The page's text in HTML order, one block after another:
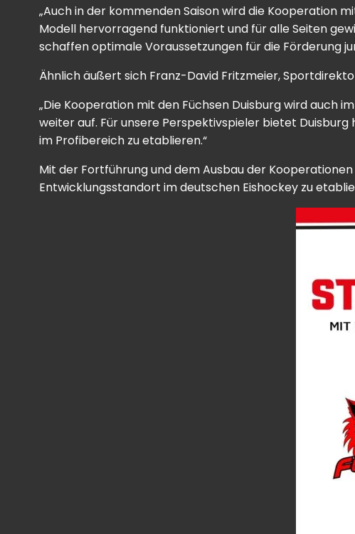
„Auch in der kommenden Saison wird die Kooperation
Modell hervorragend funktioniert und für alle Seiten
schaffen optimale Voraussetzungen für die Förderung
Ähnlich äußert sich Franz-David Fritzmeier,
„Die Kooperation mit den Füchsen Duisburg wird auch
weiter auf. Für unsere Perspektivspieler bietet
im Profibereich zu etablieren.“
Mit der Fortführung und dem Ausbau der
Entwicklungsstandort im deutschen Eishockey zu